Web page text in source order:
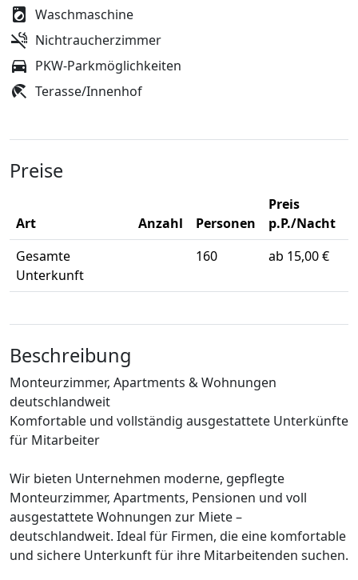
Waschmaschine
Nichtraucherzimmer
PKW-Parkmöglichkeiten
Terasse/Innenhof
Preise
Art Anzahl Personen
Preis
p.P./Nacht
Gesamte
Unterkunft
160 ab 15,00 €
Beschreibung
Monteurzimmer, Apartments & Wohnungen
deutschlandweit
Komfortable und vollständig ausgestattete Unterkünfte
für Mitarbeiter
Wir bieten Unternehmen moderne, gepflegte
Monteurzimmer, Apartments, Pensionen und voll
ausgestattete Wohnungen zur Miete –
deutschlandweit. Ideal für Firmen, die eine komfortable
und sichere Unterkunft für ihre Mitarbeitenden suchen.